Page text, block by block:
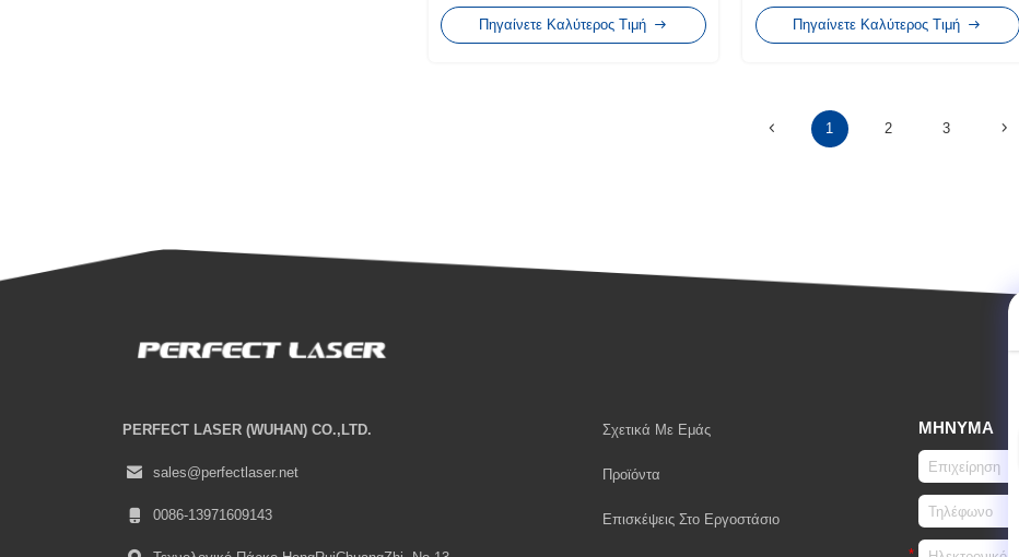
Πηγαίνετε Καλύτερος Τιμή Πηγαίνετε Καλύτερος Τιμή
1 2 3
PERFECT LASER (WUHAN) CO.,LTD.
sales@perfectlaser.net
0086-13971609143
Σχετικά Με Εμάς
Προϊόντα
Επισκέψεις Στο Εργοστάσιο
ΜΉΝΥΜΑ